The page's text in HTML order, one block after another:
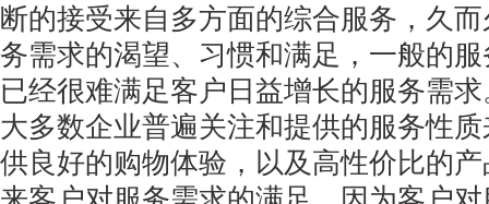
断的接受来自多方面的综合服务，久
务需求的渴望、习惯和满足，一般的
已经很难满足客户日益增长的服务需
大多数企业普遍关注和提供的服务性
供良好的购物体验，以及高性价比的